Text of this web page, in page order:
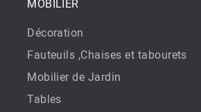
MOBILIER
Décoration
Fauteuils ,Chaises et tabourets
Mobilier de Jardin
Tables